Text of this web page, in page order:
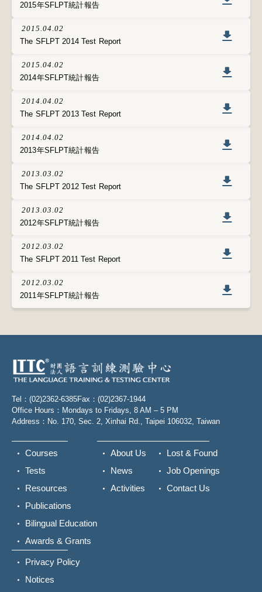
2015年SFLPT統計報告
2015.04.02
The SFLPT 2014 Test Report
2015.04.02
2014年SFLPT統計報告
2014.04.02
The SFLPT 2013 Test Report
2014.04.02
2013年SFLPT統計報告
2013.03.02
The SFLPT 2012 Test Report
2013.03.02
2012年SFLPT統計報告
2012.03.02
The SFLPT 2011 Test Report
2012.03.02
2011年SFLPT統計報告
Tel：(02)2362-6385Fax：(02)2367-1944
Office Hours：Mondays to Fridays, 8 AM – 5 PM
Address：No. 170, Sec. 2, Xinhai Rd., Taipei 106032, Taiwan
Courses
Tests
Resources
Publications
Bilingual Education
Awards & Grants
About Us
News
Activities
Lost & Found
Job Openings
Contact Us
Privacy Policy
Notices